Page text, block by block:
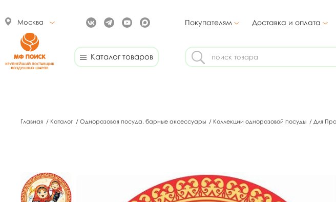
Москва Покупателям Доставка и оплата
Каталог товаров
Главная / Каталог / Одноразовая посуда, барные аксессуары / Коллекции одноразовой посуды / Для